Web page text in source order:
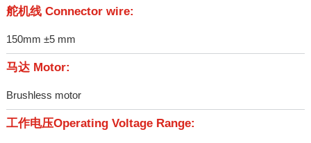
舵机线 Connector wire:
150mm ±5 mm
马达 Motor:
Brushless motor
工作电压Operating Voltage Range: